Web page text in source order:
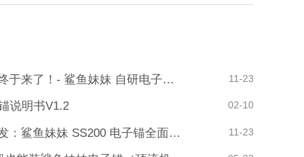
历时两年打磨，它终于来了！- 鲨鱼妹妹 自研电子锚专用电池 11-23
说明书V1.2 02-10
面向未来，焕新出发：鲨鱼妹妹 SS200 电子锚全面升级！ 11-23